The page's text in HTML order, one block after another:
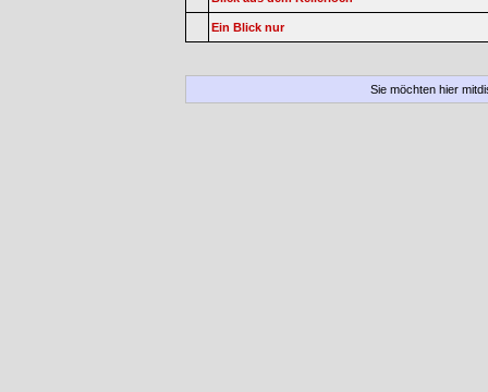
Ein Blick nur
Sie möchten hier